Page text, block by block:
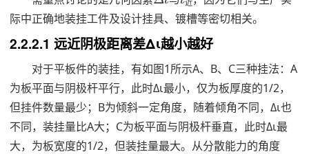
际中正确地装挂工件及设计挂具、镀槽等密切相关。
2.2.2.1 远近阴极距离差Δι越小越好
对于平板件的装挂，有如图1所示A、B、C三种挂法：A
为板平面与阴极杆平行，此时Δι最小，仅为板厚度的1/2，
但挂件数量最少；B为倾斜一定角度，随着倾角不同，Δι也
不同，装挂量比A大；C为板平面与阴极杆垂直，此时Δι最
大，为板宽度的1/2，但装挂量最大。从分散能力的角度